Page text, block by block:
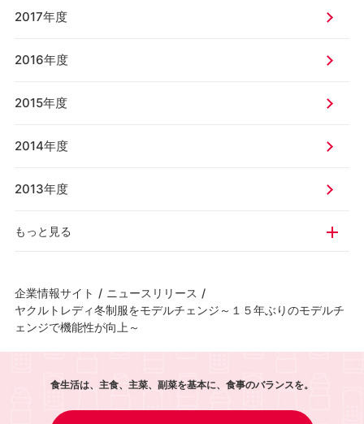
2017年度
2016年度
2015年度
2014年度
2013年度
もっと見る
企業情報サイト / ニュースリリース /
ヤクルトレディ冬制服をモデルチェンジ～１５年ぶりのモデルチ
ェンジで機能性が向上～
食生活は、主食、主菜、副菜を基本に、食事のバランスを。